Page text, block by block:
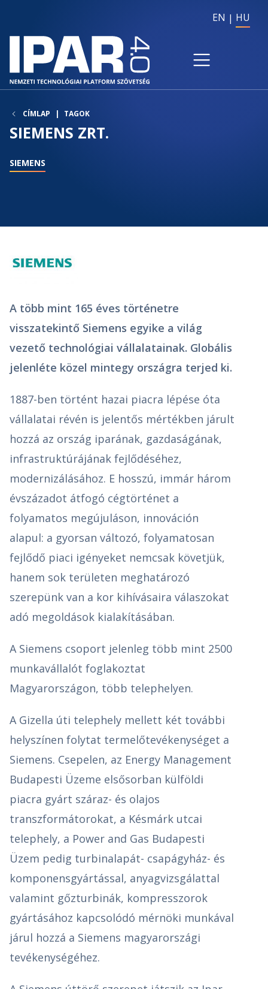
EN HU
CÍMLAP TAGOK
SIEMENS ZRT.
SIEMENS
A több mint 165 éves történetre
visszatekintő Siemens egyike a világ
vezető technológiai vállalatainak. Globális
jelenléte közel mintegy országra terjed ki.
1887-ben történt hazai piacra lépése óta
vállalatai révén is jelentős mértékben járult
hozzá az ország iparának, gazdaságának,
infrastruktúrájának fejlődéséhez,
modernizálásához. E hosszú, immár három
évszázadot átfogó cégtörténet a
folyamatos megújuláson, innováción
alapul: a gyorsan változó, folyamatosan
fejlődő piaci igényeket nemcsak követjük,
hanem sok területen meghatározó
szerepünk van a kor kihívásaira válaszokat
adó megoldások kialakításában.
A Siemens csoport jelenleg több mint 2500
munkavállalót foglakoztat
Magyarországon, több telephelyen.
A Gizella úti telephely mellett két további
helyszínen folytat termelőtevékenységet a
Siemens. Csepelen, az Energy Management
Budapesti Üzeme elsősorban külföldi
piacra gyárt száraz- és olajos
transzformátorokat, a Késmárk utcai
telephely, a Power and Gas Budapesti
Üzem pedig turbinalapát- csapágyház- és
komponensgyártással, anyagvizsgálattal
valamint gőzturbinák, kompresszorok
gyártásához kapcsolódó mérnöki munkával
járul hozzá a Siemens magyarországi
tevékenységéhez.